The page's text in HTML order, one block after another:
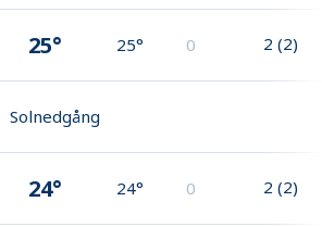
25° 25° 0 2 (2)
Solnedgång
24° 24° 0 2 (2)